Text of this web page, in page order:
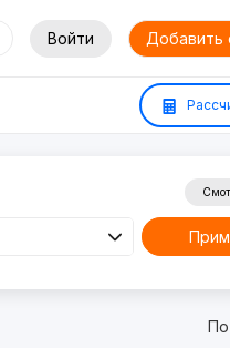
Войти Добавить